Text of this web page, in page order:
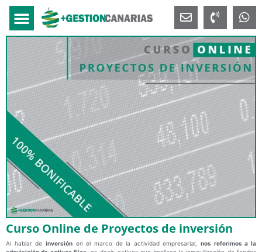
Curso Online de Proyectos de inversión
Al hablar de inversiónen el marco de la actividad empresarial,nos referimos a la